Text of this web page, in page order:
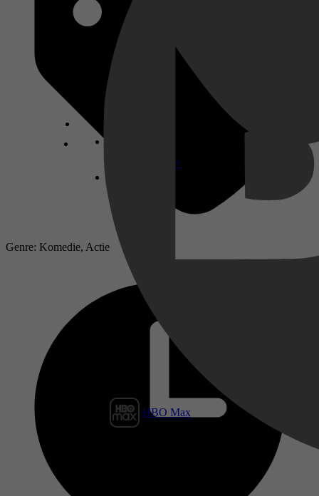
Disney+
HBO Max
Genre: Komedie, Actie